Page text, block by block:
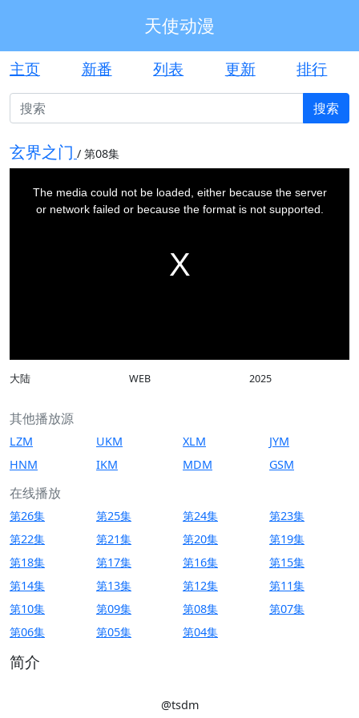
天使动漫
主页 新番 列表 更新 排行
搜索
玄界之门 / 第08集
大陆 WEB 2025
其他播放源
LZM UKM XLM
JYM
HNM
IKM MDM GSM
在线播放
第26集 第25集 第24集
第23集
第22集
第21集 第20集
第19集
第18集
第17集 第16集
第15集
第14集
第13集 第12集
第11集
第10集
第09集 第08集
第07集
第06集
第05集 第04集
简介
@tsdm